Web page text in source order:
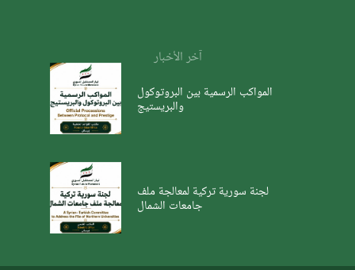
آخر الأخبار
المواكب الرسمية بين البروتوكول
والبريستيج
لجنة سورية تركية لمعالجة ملف
جامعات الشمال